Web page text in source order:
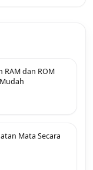
RAM dan ROM
Mata Secara